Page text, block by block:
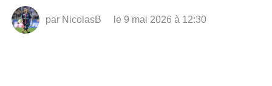
par NicolasB le 9 mai 2026 à 12:30